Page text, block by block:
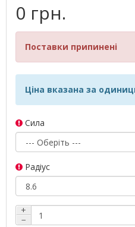
0 грн.
Поставки припинені
Ціна вказана за
Сила
Радіус
+
−